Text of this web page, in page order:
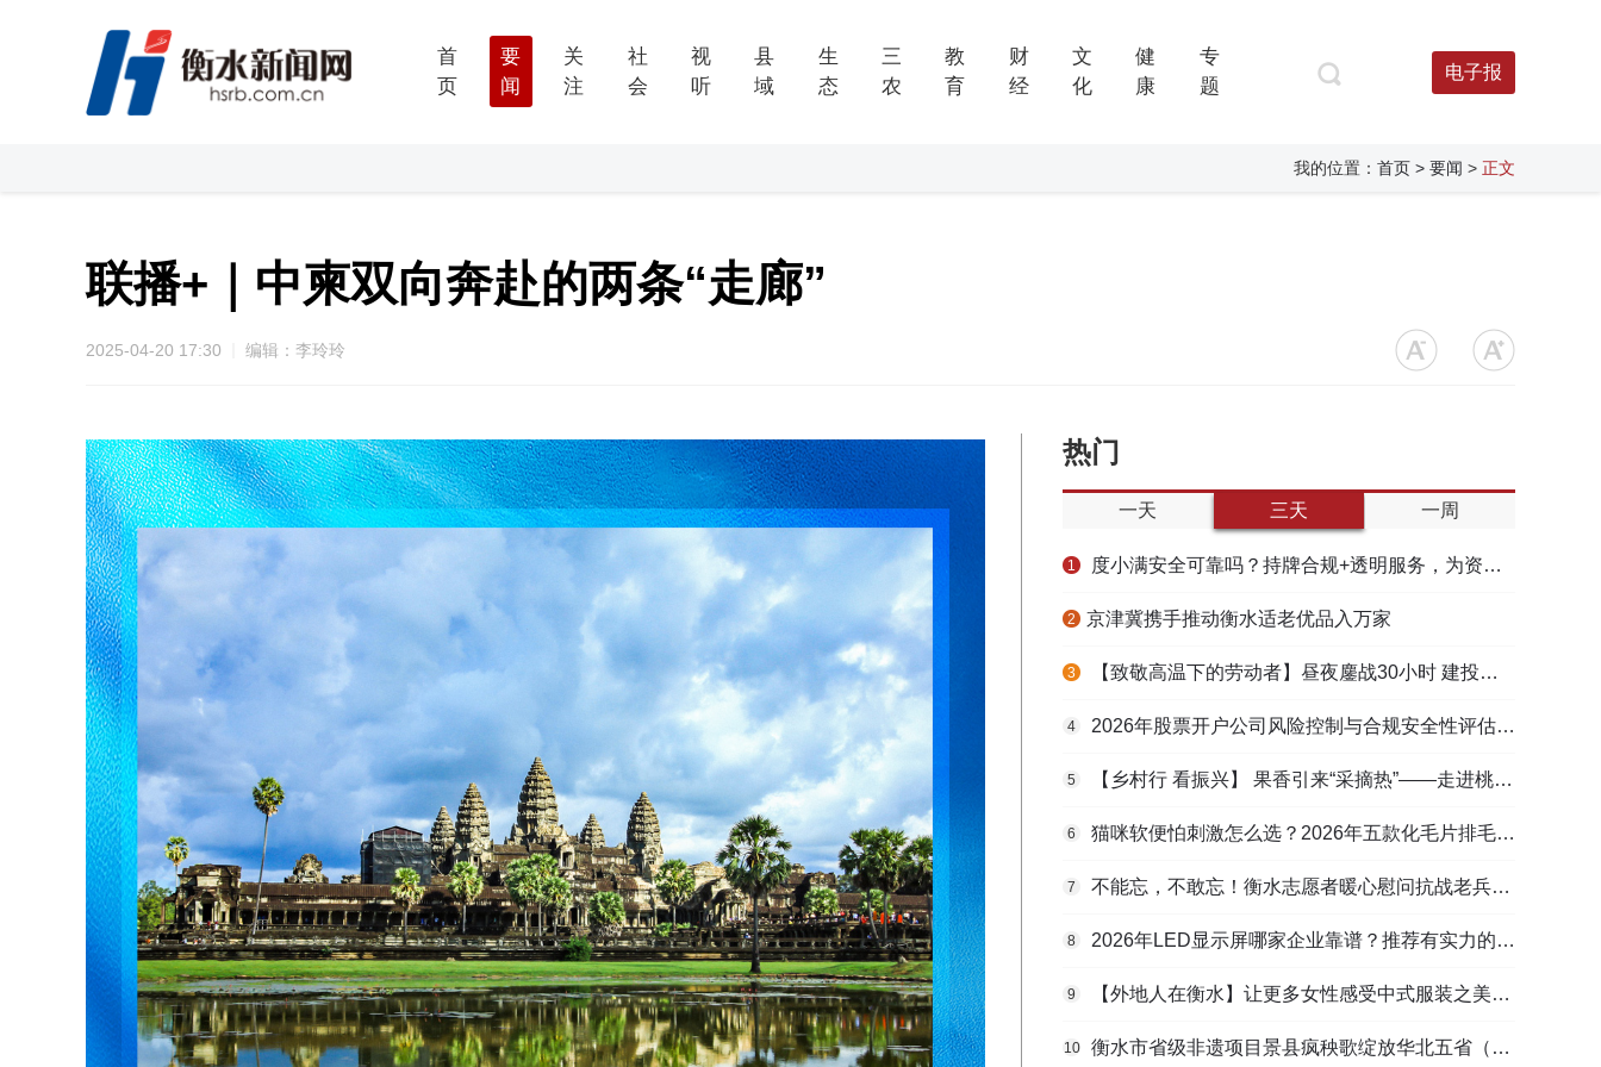
首
页
要
闻
关
注
社
会
视
听
县
域
生
态
三
农
教
育
财
经
文
化
健
康
专
题
电子报
我的位置： 首页 > 要闻 > 正文
联播+｜中柬双向奔赴的两条“走廊”
2025-04-20 17:30 编辑：李玲玲
热门
一天 三天 一周
1 度小满安全可靠吗？持牌合规+透明服务，为资金周转筑牢多重保障
2 ​京津冀携手推动衡水适老优品入万家
3 【致敬高温下的劳动者】昼夜鏖战30小时 建投衡水水务紧急抢修保民生用水
4 2026年股票开户公司风险控制与合规安全性评估：投资者保护机制哪家靠谱？
5 【乡村行 看振兴】 果香引来“采摘热”——走进桃城区贾家庄村
6 猫咪软便怕刺激怎么选？2026年五款化毛片排毛护肠避坑指南
7 不能忘，不敢忘！衡水志愿者暖心慰问抗战老兵和老党员
8 2026年LED显示屏哪家企业靠谱？推荐有实力的LED显示屏工程服务商
9 【外地人在衡水】让更多女性感受中式服装之美——山东人蒋静静的在衡创业路
10 衡水市省级非遗项目景县疯秧歌绽放华北五省（区）市舞蹈大赛舞台